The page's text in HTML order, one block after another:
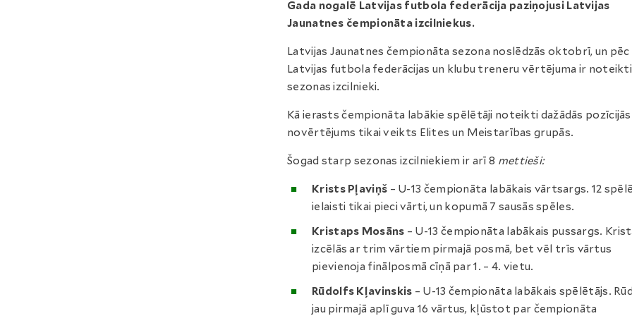
Gada nogalē Latvijas futbola federācija paziņojusi Latvijas
Jaunatnes čempionāta izcilniekus.
Latvijas Jaunatnes čempionāta sezona noslēdzās oktobrī, un pēc
Latvijas futbola federācijas un klubu treneru vērtējuma ir
sezonas izcilnieki.
Kā ierasts čempionāta labākie spēlētāji noteikti dažādās pozīcijās
novērtējums tikai veikts Elites un Meistarības grupās.
Šogad starp sezonas izcilniekiem ir arī 8 mettieši:
Krists Pļaviņš – U-13 čempionāta labākais vārtsargs. 12
ielaisti tikai pieci vārti, un kopumā 7 sausās spēles.
Kristaps Mosāns – U-13 čempionāta labākais pussargs.
izcēlās ar trim vārtiem pirmajā posmā, bet vēl trīs vārtus
pievienoja finālposmā cīņā par 1. – 4. vietu.
Rūdolfs Kļavinskis – U-13 čempionāta labākais spēlētājs.
jau pirmajā aplī guva 16 vārtus, kļūstot par čempionāta